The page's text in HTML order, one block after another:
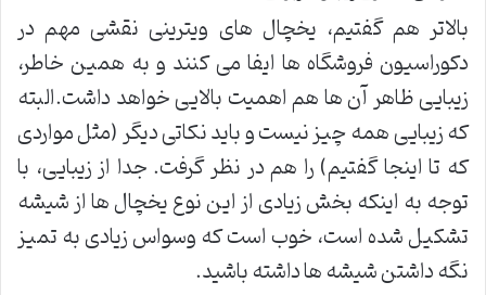
بالاتر هم گفتیم، یخچال های ویترینی نقشی مهم در
دکوراسیون فروشگاه ها ایفا می کنند و به همین خاطر،
زیبایی ظاهر آن ها هم اهمیت بالایی خواهد داشت.البته
که زیبایی همه چیز نیست و باید نکاتی دیگر (مثل مواردی
که تا اینجا گفتیم) را هم در نظر گرفت. جدا از زیبایی، با
توجه به اینکه بخش زیادی از این نوع یخچال ها از شیشه
تشکیل شده است، خوب است که وسواس زیادی به تمیز
نگه داشتن شیشه ها داشته باشید.